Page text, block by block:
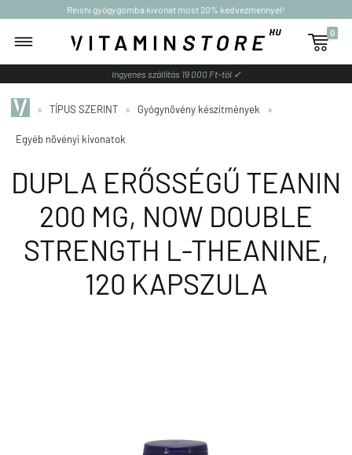
Reishi gyógygomba kivonat most 20% kedvezménnyel!

0
Ingyenes szállítás 19 000 Ft-tól ✓
» TÍPUS SZERINT » Gyógynövény készítmények »
Egyéb növényi kivonatok
DUPLA ERŐSSÉGŰ TEANIN
200 MG, NOW DOUBLE
STRENGTH L-THEANINE,
120 KAPSZULA